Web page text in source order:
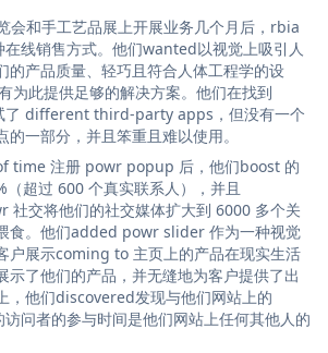
和手工艺品展上开展业务几个月后，rbia
线销售方式。他们wanted以视觉上吸引人
的产品质量、轻巧且符合人体工程学的设
为此提供足够的解决方案。他们在找到
了 different third-party apps，但没有一个
一部分，并且笨重且难以使用。
time 注册 powr popup 后，他们boost 的
超过 600 个真实联系人），并且
交将他们的社交媒体扩大到 6000 多个关
食。他们added powr slider 作为一种视觉
户展示coming to 主页上的产品在现实生活
示了他们的产品，并无缝地为客户提供了出
，他们discovered发现与他们网站上的
问者的参与时间是他们网站上任何其他人的